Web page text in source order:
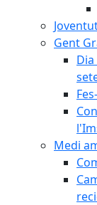
Gent
Medi